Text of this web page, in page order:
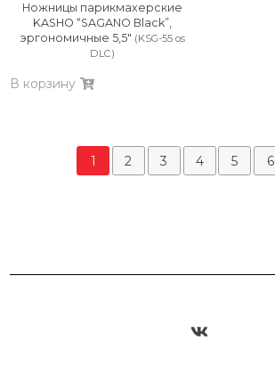
Ножницы парикмахерские
KASHO “SAGANO Black”,
эргономичные 5,5″ (KSG-55 os
DLC)
В корзину
1 2 3 4 5 6